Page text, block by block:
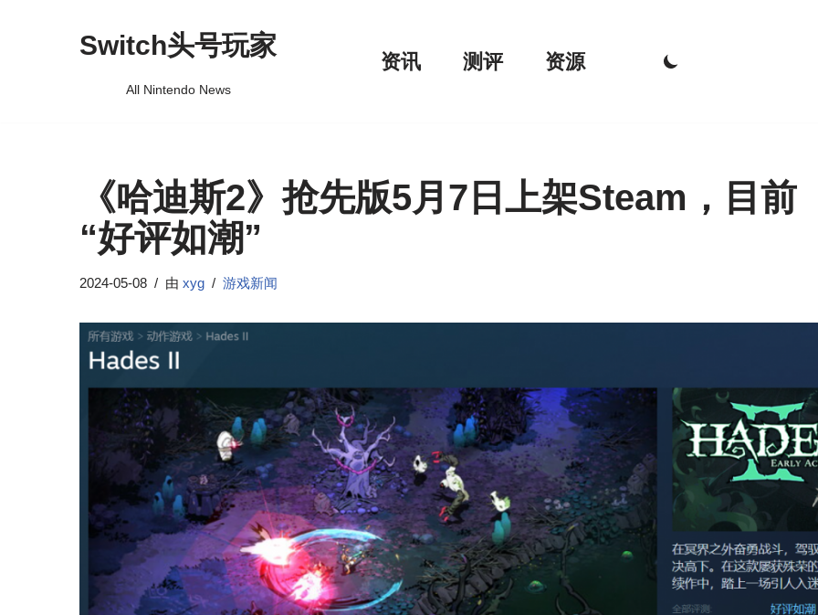
Switch头号玩家
All Nintendo News
资讯 测评 资源
《哈迪斯2》抢先版5月7日上架Steam，目前
“好评如潮”
2024-05-08 由 xyg 游戏新闻